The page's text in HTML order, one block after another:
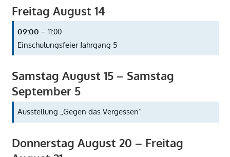
Freitag August 14
09:00 – 11:00
Einschulungsfeier Jahrgang 5
Samstag August 15– Samstag
September 5
Ausstellung „Gegen das Vergessen“
Donnerstag August 20 – Freitag